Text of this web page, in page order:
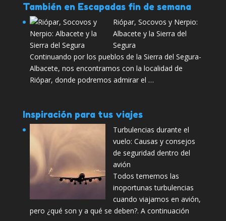
También en Escapadas fin de semana
Riópar, Socovos y Nerpio:
Albacete y la Sierra del
Segura
Continuando por los pueblos de la Sierra del Segura-
Albacete, nos encontramos con la localidad de
Riópar, donde podremos admirar el …
Inspiración para tus viajes
Turbulencias durante el
vuelo: Causas y consejos
de seguridad dentro del
avión
Todos tememos las
inoportunas turbulencias
cuando viajamos en avión,
pero ¿qué son y a qué se deben?. A continuación